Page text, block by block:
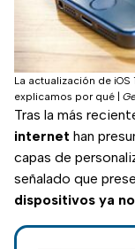
La actualización de
explicamos por qué
Tras la más
internet han
capas de
señalado que
dispositivos ya